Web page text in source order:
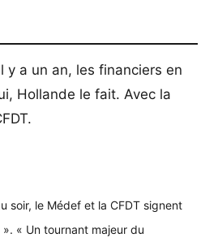
y a un an, les financiers en
Hollande le fait. Avec la
soir, le Médef et la CFDT signent
». « Un tournant majeur du